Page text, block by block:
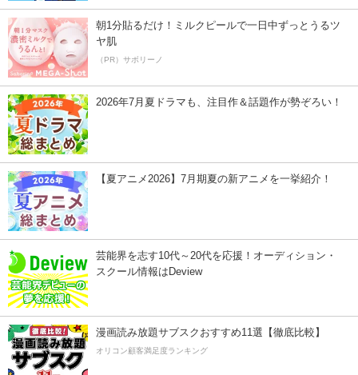
朝1分貼るだけ！ミルクピールで一日中ずっとうるツ
ヤ肌
（PR）サボリーノ
2026年7月夏ドラマも、注目作＆話題作が勢ぞろい！
【夏アニメ2026】7月期夏の新アニメを一挙紹介！
芸能界を志す10代～20代を応援！オーディション・
スクール情報はDeview
漫画読み放題サブスクおすすめ11選【徹底比較】
オリコン顧客満足度ランキング